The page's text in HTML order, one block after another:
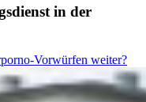
in der
Vorwürfen weiter?